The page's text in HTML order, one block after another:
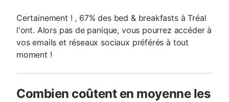
Certainement ! , 67% des bed & breakfasts à Tréal
l'ont. Alors pas de panique, vous pourrez accéder à
vos emails et réseaux sociaux préférés à tout
moment !
Combien coûtent en moyenne les